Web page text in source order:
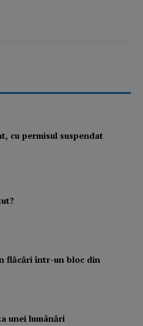
cu permisul suspendat
flăcări într-un bloc din
unei lumânări